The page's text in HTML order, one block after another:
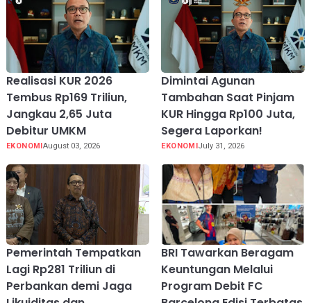
Realisasi KUR 2026
Tembus Rp169 Triliun,
Jangkau 2,65 Juta
Debitur UMKM
EKONOMIAugust 03, 2026
Dimintai Agunan
Tambahan Saat Pinjam
KUR Hingga Rp100 Juta,
Segera Laporkan!
EKONOMIJuly 31, 2026
Pemerintah Tempatkan
Lagi Rp281 Triliun di
Perbankan demi Jaga
BRI Tawarkan Beragam
Keuntungan Melalui
Program Debit FC